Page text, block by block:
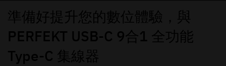
準備好提升您的數位體驗，與
PERFEKT USB-C 9合1 全功能
Type-C 集線器